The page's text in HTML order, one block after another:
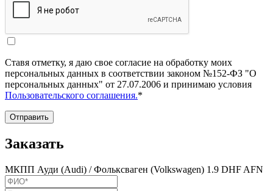
Ставя отметку, я даю свое согласие на обработку моих
персональных данных в соответствии законом №152-ФЗ "О
персональных данных" от 27.07.2006 и принимаю условия
Пользовательского соглашения.*
Отправить
Заказать
МКПП Ауди (Audi) / Фольксваген (Volkswagen) 1.9 DHF AFN